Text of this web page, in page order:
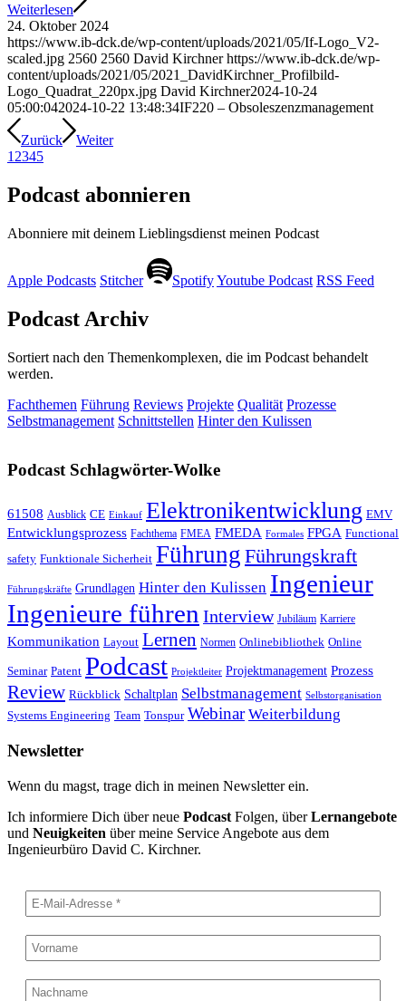
Weiterlesen
24. Oktober 2024
https://www.ib-dck.de/wp-content/uploads/2021/05/If-Logo_V2-
scaled.jpg 2560 2560 David Kirchner https://www.ib-dck.de/wp-
content/uploads/2021/05/2021_DavidKirchner_Profilbild-
Logo_Quadrat_220px.jpg David Kirchner2024-10-24
05:00:042024-10-22 13:48:34IF220 – Obsoleszenzmanagement
Zurück
Weiter
1 2345
Podcast abonnieren
Abonniere mit deinem Lieblingsdienst meinen Podcast
Apple Podcasts Stitcher SpotifyYoutube Podcast RSS Feed
Podcast Archiv
Sortiert nach den Themenkomplexen, die im Podcast behandelt
werden.
Fachthemen Führung Reviews Projekte Qualität Prozesse
Selbstmanagement Schnittstellen Hinter den Kulissen
Podcast Schlagwörter-Wolke
61508 Ausblick CE Einkauf Elektronikentwicklung EMV
Entwicklungsprozess Fachthema FMEA FMEDA Formales FPGA Functional
safety Funktionale Sicherheit Führung Führungskraft
Führungskräfte Grundlagen Hinter den Kulissen Ingenieur
Ingenieure führen Interview Jubiläum Karriere
Kommunikation Layout Lernen Normen Onlinebibliothek Online
Seminar Patent Podcast Projektleiter Projektmanagement Prozess
Review Rückblick Schaltplan Selbstmanagement Selbstorganisation
Systems Engineering Team Tonspur Webinar Weiterbildung
Newsletter
Wenn du magst, trage dich in meinen Newsletter ein.
Ich informiere Dich über neue Podcast Folgen, überLernangebote
und Neuigkeiten über meine Service Angebote aus dem
Ingenieurbüro David C. Kirchner.